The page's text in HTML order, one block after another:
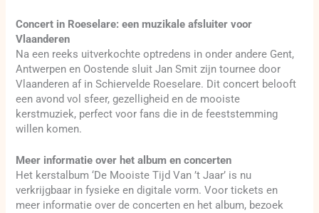
Concert in Roeselare: een muzikale afsluiter voor
Vlaanderen
Na een reeks uitverkochte optredens in onder andere Gent,
Antwerpen en Oostende sluit Jan Smit zijn tournee door
Vlaanderen af in Schiervelde Roeselare. Dit concert belooft
een avond vol sfeer, gezelligheid en de mooiste
kerstmuziek, perfect voor fans die in de feeststemming
willen komen.
Meer informatie over het album en concerten
Het kerstalbum ‘De Mooiste Tijd Van ’t Jaar’ is nu
verkrijgbaar in fysieke en digitale vorm. Voor tickets en
meer informatie over de concerten en het album, bezoek